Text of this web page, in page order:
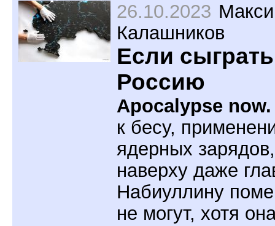
26.10.2023
Калашников
Если
Россию
Apocalypse now.
к бесу,
ядерных
наверху даже
Набиуллину
не могут, хотя